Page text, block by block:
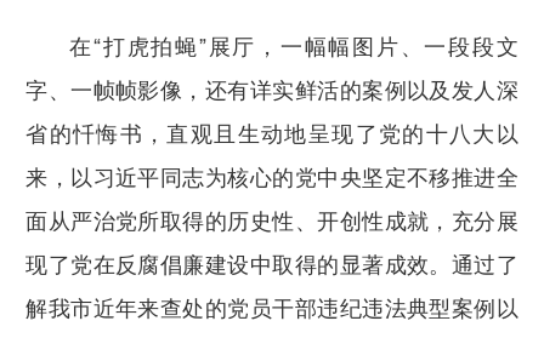
在“打虎拍蝇”展厅，一幅幅图片、一段段文
字、一帧帧影像，还有详实鲜活的案例以及发人深
省的忏悔书，直观且生动地呈现了党的十八大以
来，以习近平同志为核心的党中央坚定不移推进全
面从严治党所取得的历史性、开创性成就，充分展
现了党在反腐倡廉建设中取得的显著成效。通过了
解我市近年来查处的党员干部违纪违法典型案例以